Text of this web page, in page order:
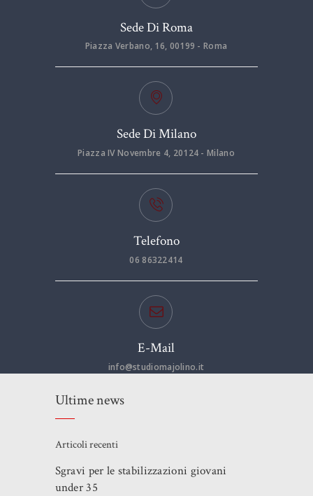
Sede Di Roma
Piazza Verbano, 16, 00199 - Roma
Sede Di Milano
Piazza IV Novembre 4, 20124 - Milano
Telefono
06 86322414
E-Mail
info@studiomajolino.it
Ultime news
Articoli recenti
Sgravi per le stabilizzazioni giovani
under 35